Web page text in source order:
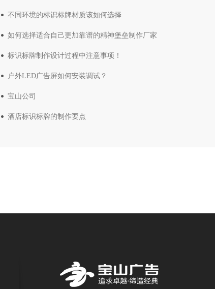
不同环境的标识标牌材质该如何选择
如何选择适合自己更加靠谱的精神堡垒制作厂家
标识标牌制作设计过程中注意事项！
户外LED广告屏如何安装调试？
宝山公司
酒店标识标牌的制作要点